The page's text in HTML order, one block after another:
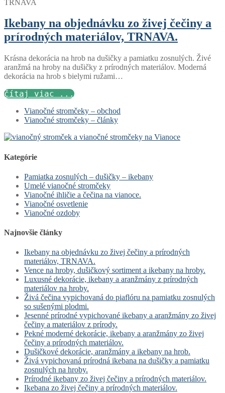
Ikebany na objednávku zo živej čečiny a
prírodných materiálov, TRNAVA.
Krásna dekorácia na hrob na dušičky a pamiatku zosnulých. Živé
aranžmá na hroby na dušičky z prírodných materiálov. Moderná
dekorácia na hrob s bielymi ružami…
čítaj viac ...
Vianočné stromčeky – obchod
Vianočné stromčeky – články
Kategórie
Pamiatka zosnulých – dušičky – ikebany
Umelé vianočné stromčeky
Vianočné ihličie a čečina na vianoce.
Vianočné osvetlenie
Vianočné ozdoby
Najnovšie články
Ikebany na objednávku zo živej čečiny a prírodných
materiálov, TRNAVA.
Vence na hroby, dušičkový sortiment a ikebany na hroby.
Luxusné dekorácie, ikebany a aranžmány z prírodných
materiálov na hroby.
Živá čečina vypichovaná do piaflóru na pamiatku zosnulých
so sušenými plodmi.
Jesenné prírodné vypichované ikebany a aranžmány zo živej
čečiny a materiálov z prírody.
Pekné moderné dekorácie, ikebany a aranžmány zo živej
čečiny a prírodných materiálov.
Dušičkové dekorácie, aranžmány a ikebany na hrob.
Živá vypichovaná prírodná ikebana na dušičky a pamiatku
zosnulých na hroby.
Prírodné ikebany zo živej čečiny a prírodných materiálov.
Ikebana zo živej čečiny a prírodných materiálov.